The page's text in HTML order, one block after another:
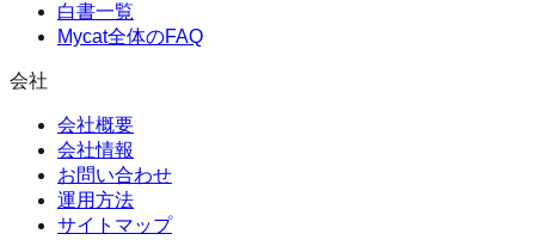
白書一覧
Mycat全体のFAQ
会社
会社概要
会社情報
お問い合わせ
運用方法
サイトマップ